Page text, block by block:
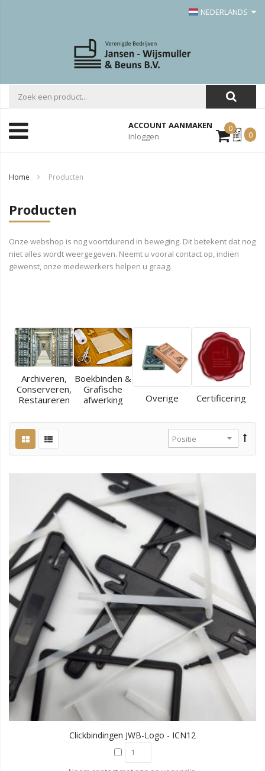
NEDERLANDS
ACCOUNT AANMAKEN
Inloggen
0Mijn
Offerte
0
Home Producten
Producten
Onze webshop is nog voortdurend in beweging. Dit betekent dat nog
niet alles wordt weergegeven. Neemt u vooral contact op, indien
gewenst, onze medewerkers helpen u graag.
Archiveren,
Conserveren,
Restaureren
Boekbinden &
Grafische
afwerking
Overige Certificering
Clickbindingen JWB-Logo - ICN12